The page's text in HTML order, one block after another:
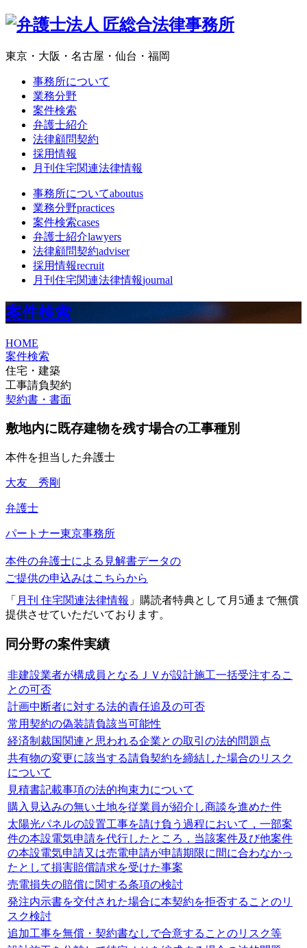
東京・大阪・名古屋・仙台・福岡
事務所について
業務分野
案件検索
弁護士紹介
法律顧問契約
採用情報
月刊住宅関連法律情報
事務所についてaboutus
業務分野practices
案件検索cases
弁護士紹介lawyers
法律顧問契約adviser
採用情報recruit
月刊住宅関連法律情報journal
案件検索
HOME
案件検索
住宅・建築
工事請負契約
契約書・書面
敷地内に既存建物を残す場合の工事種別
本件を担当した弁護士
大友 秀剛
弁護士
パートナー東京事務所
本件の弁護士による見解書データの
ご提供の申込みはこちらから
「 月刊 住宅関連法律情報 」購読者特典として月5通まで無償
提供させていただいております。
同分野の案件実績
非建設業者が構成員となるＪＶが設計施工一括受注するこ
との可否
計画中断者に対する法的責任追及の可否
常用契約の偽装請負該当可能性
経済制裁国関連と思われる企業との取引の法的問題点
共有物の変更に該当する請負契約を締結した場合のリスク
について
見積書記載事項の法的拘束力について
購入見込みの無い土地を従業員が紹介し商談を進めた件
太陽光パネルの設置工事を請け負う過程において，一部案
件の本設電気申請を代行したところ，当該案件及び他案件
の本設電気申請又は売電申請が申請期限に間に合わなかっ
たとして損害賠償請求を受けた事案
売電損失の賠償に関する条項の検討
発注内示書を交付された場合に本契約を拒否することのリ
スク検討
追加工事を無償・契約書なしで合意することのリスク等